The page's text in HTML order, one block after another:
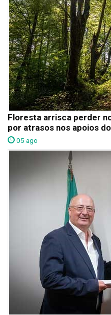
Floresta arrisca perder
por atrasos nos apoios do
05 ago